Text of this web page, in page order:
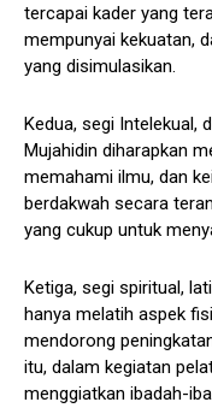
tercapai kader yang
mempunyai kekuatan,
yang disimulasikan.
Kedua, segi Intelekual,
Mujahidin diharapkan
memahami ilmu, dan
berdakwah secara
yang cukup untuk
Ketiga, segi spiritual,
hanya melatih aspek
mendorong
itu, dalam kegiatan
menggiatkan ibadah-